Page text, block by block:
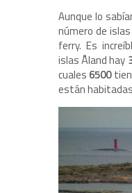
Aunque lo
número de
ferry. Es
islas Åland hay
cuales 6500
están